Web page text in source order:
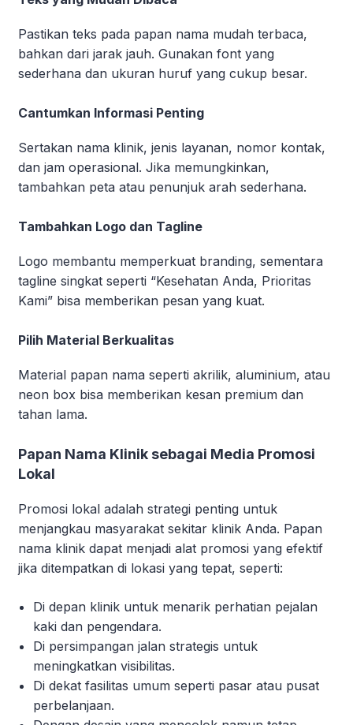
Pastikan teks pada papan nama mudah terbaca,
bahkan dari jarak jauh. Gunakan font yang
sederhana dan ukuran huruf yang cukup besar.
Cantumkan Informasi Penting
Sertakan nama klinik, jenis layanan, nomor kontak,
dan jam operasional. Jika memungkinkan,
tambahkan peta atau penunjuk arah sederhana.
Tambahkan Logo dan Tagline
Logo membantu memperkuat branding, sementara
tagline singkat seperti “Kesehatan Anda, Prioritas
Kami” bisa memberikan pesan yang kuat.
Pilih Material Berkualitas
Material papan nama seperti akrilik, aluminium, atau
neon box bisa memberikan kesan premium dan
tahan lama.
Papan Nama Klinik sebagai Media Promosi
Lokal
Promosi lokal adalah strategi penting untuk
menjangkau masyarakat sekitar klinik Anda. Papan
nama klinik dapat menjadi alat promosi yang efektif
jika ditempatkan di lokasi yang tepat, seperti:
Di depan klinik untuk menarik perhatian pejalan
kaki dan pengendara.
Di persimpangan jalan strategis untuk
meningkatkan visibilitas.
Di dekat fasilitas umum seperti pasar atau pusat
perbelanjaan.